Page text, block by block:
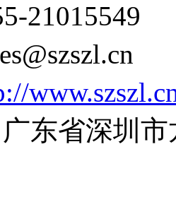
21015549
东省深圳